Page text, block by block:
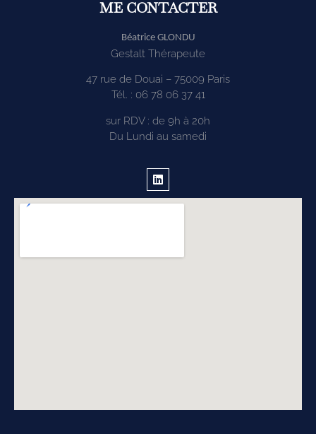
ME CONTACTER
Béatrice GLONDU
Gestalt Thérapeute
47 rue de Douai – 75009 Paris
Tél. : 06 78 06 37 41
sur RDV : de 9h à 20h
Du Lundi au samedi